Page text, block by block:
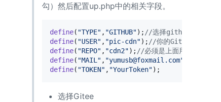
勾）然后配置up.php中的相关字段。
define( "TYPE" , "GITHUB");//选择github
define( "USER" , "pic-cdn");//你的GitHub/Gitee
define( "REPO" , "cdn2");//必须是上面用户名下的
define( "MAIL" , "yumusb@foxmail.com"
define( "TOKEN" , "YourToken");
选择Gitee